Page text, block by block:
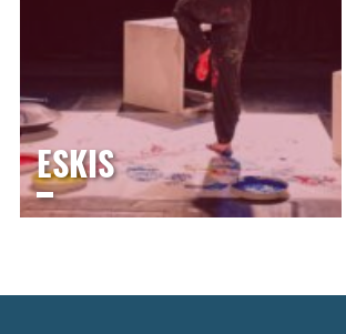
Théâtre jeune public
ESKIS